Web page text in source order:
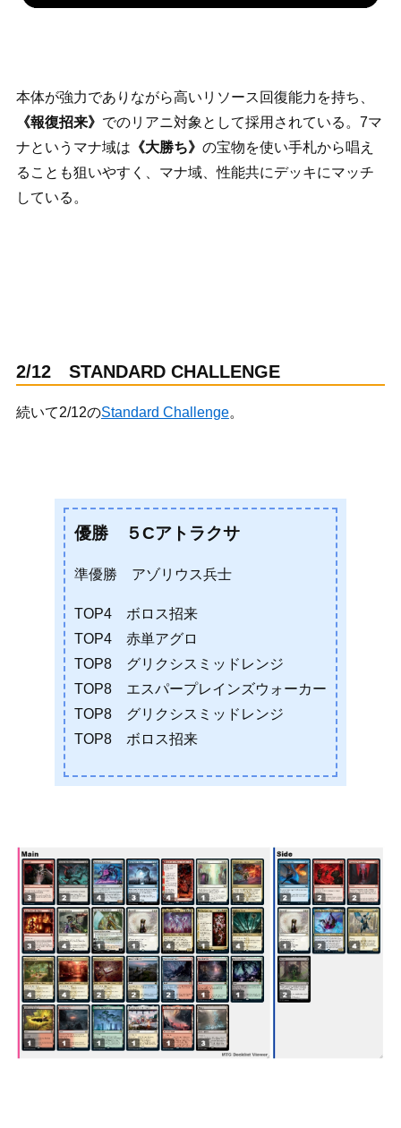
本体が強力でありながら高いリソース回復能力を持ち、
《報復招来》 でのリアニ対象として採用されている。7マ
ナというマナ域は 《大勝ち》 の宝物を使い手札から唱え
ることも狙いやすく、マナ域、性能共にデッキにマッチ
している。
2/12 STANDARD CHALLENGE
続いて2/12のStandard Challenge。
優勝 ５Cアトラクサ
準優勝 アゾリウス兵士
TOP4 ボロス招来
TOP4 赤単アグロ
TOP8 グリクシスミッドレンジ
TOP8 エスパープレインズウォーカー
TOP8 グリクシスミッドレンジ
TOP8 ボロス招来